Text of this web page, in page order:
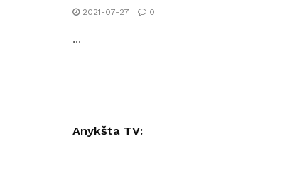
2021-07-27 0
...
Anykšta TV: